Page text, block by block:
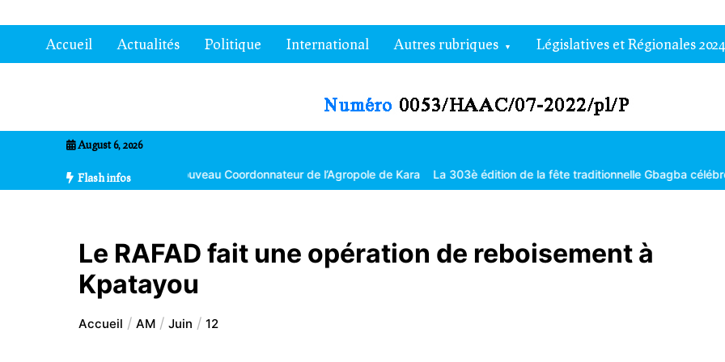
au
contenuAccueil Actualités Politique International Autres rubriques Législatives et Régionales 2024
August 6, 2026
Flash infos
Bikpéta nommé nouveau Coordonnateur de l’Agropole de Kara La 303è édition de la fête traditionnelle Gbagba célébrée dans la
Le RAFAD fait une opération de reboisement à
Kpatayou
Accueil AM Juin 12